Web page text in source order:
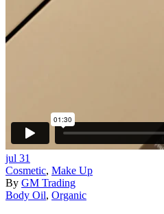
jul 31
Cosmetic, Make Up
By GM Trading
Body Oil, Organic